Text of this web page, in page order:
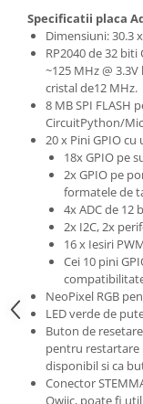
PCB - Placute Circuit
Rezistoare
Creion 3D 3Doodler
Imprimante 3D
Imprimante 3D
3Doodler
Componente
Componente
Componente E3D
Filament Premium
Filament Premium
Filament Premium
Filamente Speciale
Prusa I3 DIY Kit
Specificatii placa
Dimensiuni: 30.3
RP2040 de 32
~125 MHz @
cristal de12 MHz.
8 MB SPI FLASH
CircuitPython/
20 x Pini GPIO
18x GPIO pe
2x GPIO pe
formatele de
4x ADC de 12
2x I2C, 2x
16 x Iesiri
Cei 10 pini
NeoPixel RGB
LED verde de
Buton de
pentru
disponibil si ca
Conector
Qwiic, poate fi